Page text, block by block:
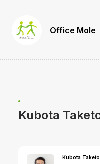
Office Mole
Kubota Taketo